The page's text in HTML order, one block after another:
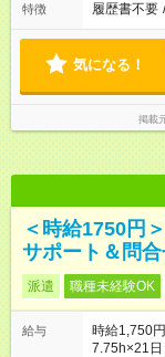
特徴 履歴書不要 /
気になる！
掲載
＜時給1750円
サポート＆問
派遣 職種未経験OK
給与
時給1,750
7.75h×21